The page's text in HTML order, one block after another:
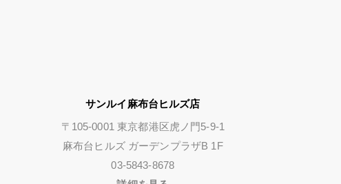
サンルイ麻布台ヒルズ店
〒105-0001 東京都港区虎ノ門5-9-1
麻布台ヒルズ ガーデンプラザB 1F
03-5843-8678